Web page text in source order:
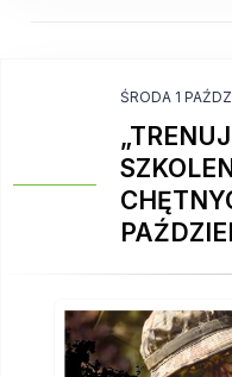
ŚRODA 1